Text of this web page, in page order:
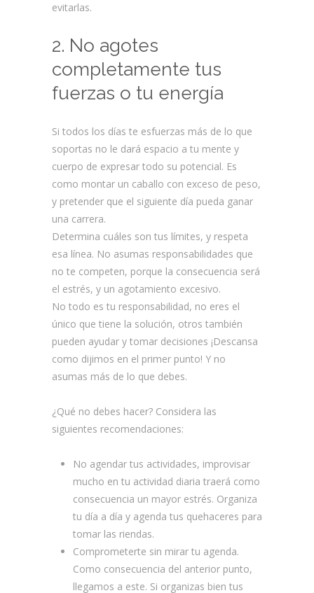
evitarlas.
2. No agotes
completamente tus
fuerzas o tu energía
Si todos los días te esfuerzas más de lo que
soportas no le dará espacio a tu mente y
cuerpo de expresar todo su potencial. Es
como montar un caballo con exceso de peso,
y pretender que el siguiente día pueda ganar
una carrera.
Determina cuáles son tus límites, y respeta
esa línea. No asumas responsabilidades que
no te competen, porque la consecuencia será
el estrés, y un agotamiento excesivo.
No todo es tu responsabilidad, no eres el
único que tiene la solución, otros también
pueden ayudar y tomar decisiones ¡Descansa
como dijimos en el primer punto! Y no
asumas más de lo que debes.
¿Qué no debes hacer? Considera las
siguientes recomendaciones:
No agendar tus actividades, improvisar
mucho en tu actividad diaria traerá como
consecuencia un mayor estrés. Organiza
tu día a día y agenda tus quehaceres para
tomar las riendas.
Comprometerte sin mirar tu agenda.
Como consecuencia del anterior punto,
llegamos a este. Si organizas bien tus